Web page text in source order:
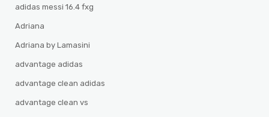
adidas messi 16.4 fxg
Adriana
Adriana by Lamasini
advantage adidas
advantage clean adidas
advantage clean vs